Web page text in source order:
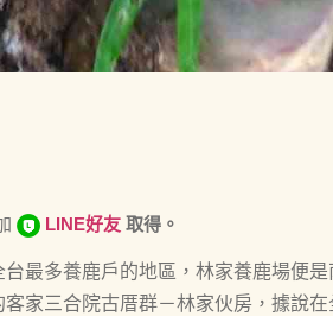
LINE好友取得。
最多養鹿戶的地區，林家養鹿場便
家三合院古厝群－林家伙房，據說